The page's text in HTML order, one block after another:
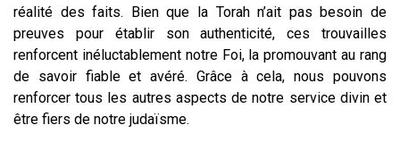
réalité des faits. Bien que la Torah n’ait pas besoin de
preuves pour établir son authenticité, ces trouvailles
renforcent inéluctablement notre Foi, la promouvant au rang
de savoir fiable et avéré. Grâce à cela, nous pouvons
renforcer tous les autres aspects de notre service divin et
être fiers de notre judaïsme.